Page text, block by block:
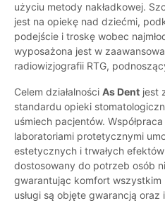
użyciu metody nakładkowej.
jest na opiekę nad dziećmi,
podejście i troskę wobec
wyposażona jest w
radiowizjografii RTG,
Celem działalności As Dent jest
standardu opieki
uśmiech pacjentów.
laboratoriami protetycznymi
estetycznych i trwałych
dostosowany do potrzeb osób
gwarantując komfort wszystkim
usługi są objęte gwarancją oraz